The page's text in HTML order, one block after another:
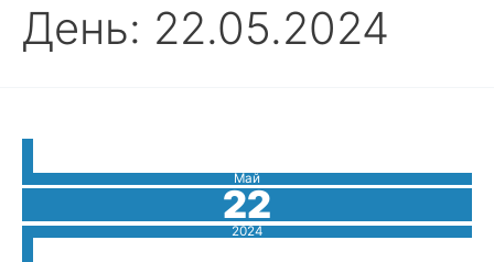
День: 22.05.2024
Май
22
2024